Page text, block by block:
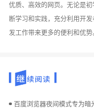
优质、高效的网页。无论是
断学习和实践，充分利用开
发工作带来更多的便利和优势